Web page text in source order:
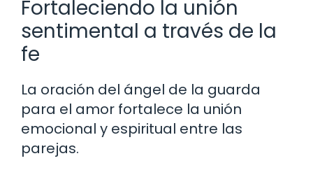
Fortaleciendo la unión
sentimental a través de la
fe
La oración del ángel de la guarda
para el amor fortalece la unión
emocional y espiritual entre las
parejas.